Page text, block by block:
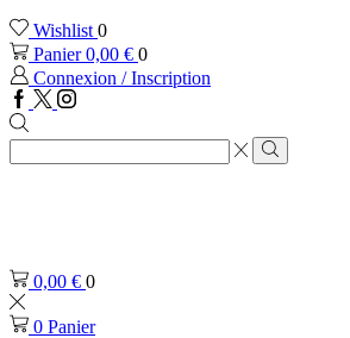
Wishlist 0
Panier0,00 € 0
Connexion / Inscription
Facebook
TwitterInstagram
Zone
de
Rechercher
0,00 € 0
0 Panier